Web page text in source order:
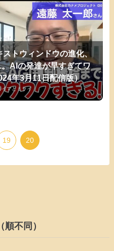
トウィンドウの進化、
AIの発達が早すぎてワ
年3月11日配信版）
マとミライ
19 20
不同）